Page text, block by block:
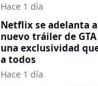
Hace 1 día
Netflix se adelanta a
nuevo tráiler de
una exclusividad
a todos
Hace 1 día